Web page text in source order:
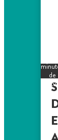
de